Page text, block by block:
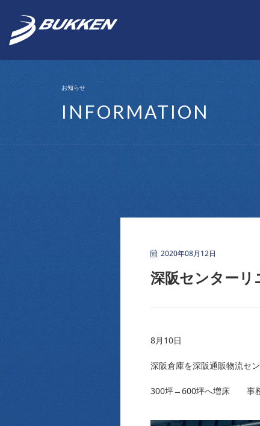
お知らせ
INFORMATION
2020年08月12日
深阪センターリ
8月10日
深阪倉庫を深阪通販物流セ
300坪→600坪へ増床 事務